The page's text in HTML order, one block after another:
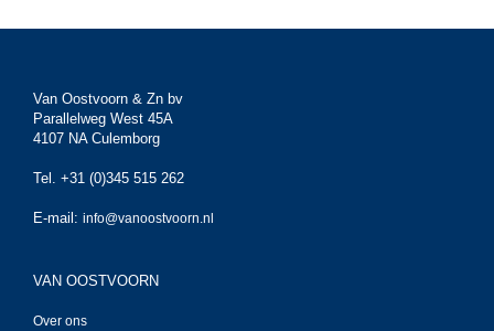
Van Oostvoorn & Zn bv
Parallelweg West 45A
4107 NA Culemborg
Tel. +31 (0)345 515 262
E-mail: info@vanoostvoorn.nl
VAN OOSTVOORN
Over ons